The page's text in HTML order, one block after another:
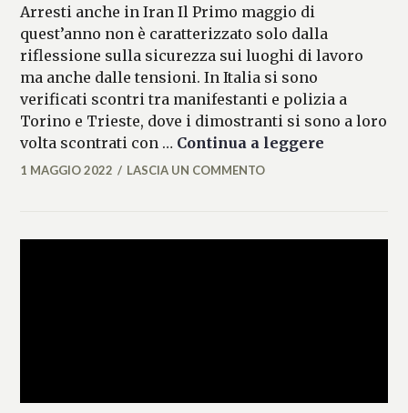
Arresti anche in Iran Il Primo maggio di
quest’anno non è caratterizzato solo dalla
riflessione sulla sicurezza sui luoghi di lavoro
ma anche dalle tensioni. In Italia si sono
verificati scontri tra manifestanti e polizia a
Torino e Trieste, dove i dimostranti si sono a loro
volta scontrati con … Continua a leggere
FRANCESCA
1 MAGGIO 2022 LASCIA UN COMMENTO